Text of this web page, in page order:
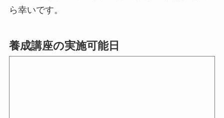
ら幸いです。
養成講座の実施可能日